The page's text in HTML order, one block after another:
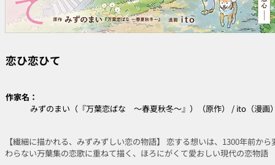
恋ひ恋ひて
作家名：
みずのまい（『万葉恋ばな ～春夏秋冬～』）（原作） / ito（漫画
【繊細に描かれる、みずみずしい恋の物語】 恋する想いは、1300年前から
わらない――万葉集の恋歌に重ねて描く、ほろにがくて愛おしい現代の恋物語